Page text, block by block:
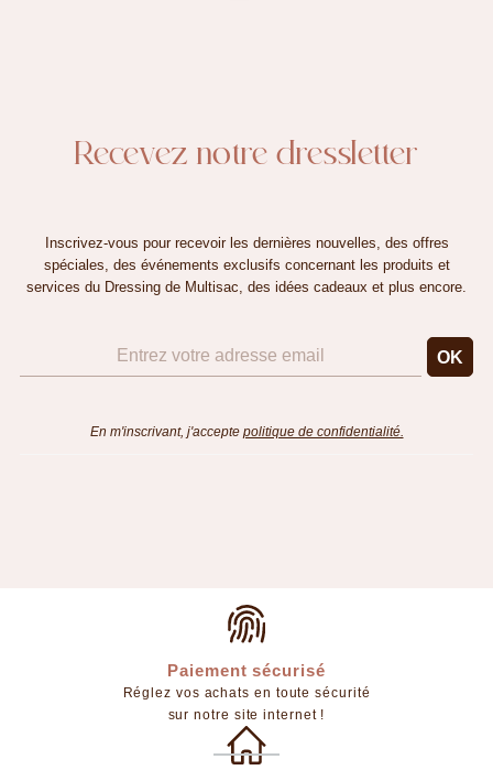
Recevez notre dressletter
Inscrivez-vous pour recevoir les dernières nouvelles, des offres
spéciales, des événements exclusifs concernant les produits et
services du Dressing de Multisac, des idées cadeaux et plus encore.
En m'inscrivant, j'accepte politique de confidentialité.
Paiement sécurisé
Réglez vos achats en toute sécurité
sur notre site internet !